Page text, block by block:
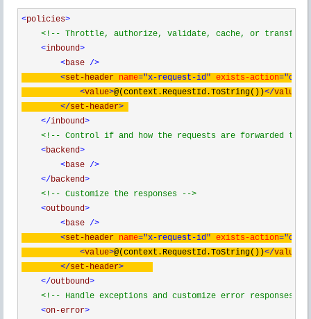
<policies>
<!-- Throttle, authorize, validate, cache, or
<inbound>
<base />
<set-header name="x-request-id" exists-action
<value>@(context.RequestId.ToString())</value
</set-header>
</inbound>
<!-- Control if and how the requests are forwarded to
<backend>
<base />
</backend>
<!-- Customize the responses
-->
<outbound>
<base />
<set-header name="x-request-id" exists-action
<value>@(context.RequestId.ToString())</value
</set-header>
</outbound>
<!-- Handle exceptions and customize error responses
<on-error>